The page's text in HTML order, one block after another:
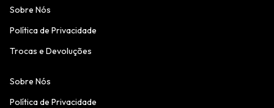
Sobre Nós
Política de Privacidade
Trocas e Devoluções
Sobre Nós
Política de Privacidade